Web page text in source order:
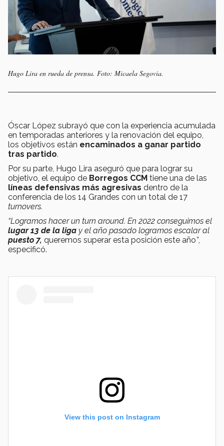
Hugo Lira en rueda de prensa. Foto: Micaela Segovia.
Óscar López subrayó que con la experiencia acumulada
en temporadas anteriores y la renovación del equipo,
los objetivos están encaminados a ganar partido
tras partido.
Por su parte, Hugo Lira aseguró que para lograr su
objetivo, el equipo de Borregos CCM tiene una de las
líneas defensivas más agresivas dentro de la
conferencia de los 14 Grandes con un total de 17
turnovers.
“Logramos hacer un turn around. En 2022 conseguimos el
lugar 13 de la liga y el año pasado logramos escalar al
puesto 7, queremos superar esta posición este año”,
especificó.
View this post on Instagram